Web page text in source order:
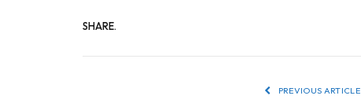
SHARE.
PREVIOUS ARTICLE